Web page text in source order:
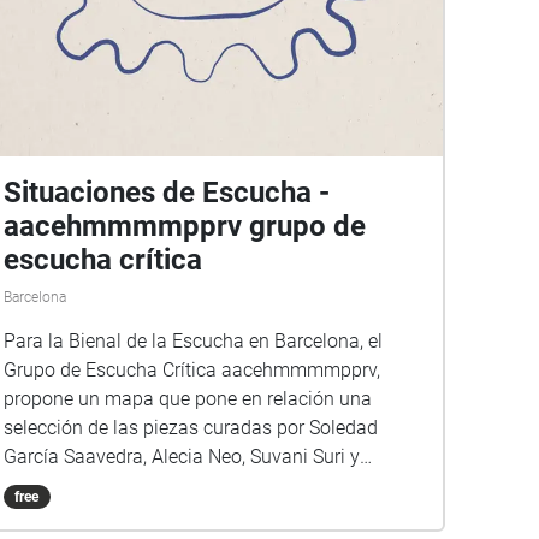
Situaciones de Escucha -
aacehmmmmpprv grupo de
escucha crítica
Barcelona
Para la Bienal de la Escucha en Barcelona, el
Grupo de Escucha Crítica aacehmmmmpprv,
propone un mapa que pone en relación una
selección de las piezas curadas por Soledad
García Saavedra, Alecia Neo, Suvani Suri y
Brandon LaBelle, con el territorio de la ciudad de
Barcelona. A través de la aplicación echoes.xyz
free